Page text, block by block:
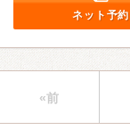
ネット予約
«前